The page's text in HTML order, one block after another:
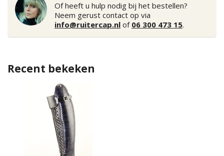
Of heeft u hulp nodig bij het bestellen?
Neem gerust contact op via
info@ruitercap.nl of 06 300 473 15.
Recent bekeken